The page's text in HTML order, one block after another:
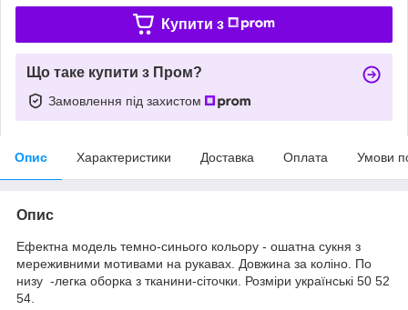
Купити з
Що таке купити з Пром?
Замовлення під захистом
Опис Характеристики Доставка Оплата Умови
Опис
Ефектна модель темно-синього кольору - ошатна сукня з
мереживними мотивами на рукавах. Довжина за коліно. По
низу -легка оборка з тканини-сіточки. Розміри українські 50 52
54.